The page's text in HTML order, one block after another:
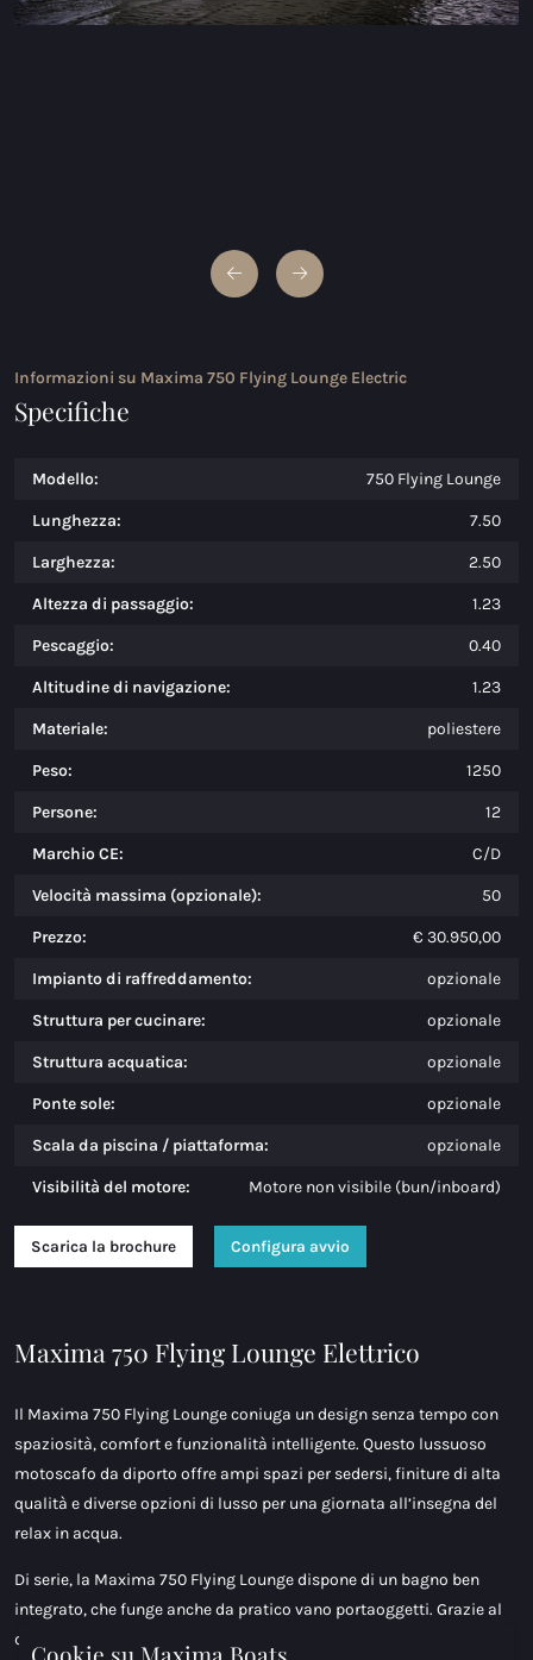
Informazioni su Maxima 750 Flying Lounge Electric
Specifiche
Modello: 750 Flying Lounge
Lunghezza: 7.50
Larghezza: 2.50
Altezza di passaggio: 1.23
Pescaggio: 0.40
Altitudine di navigazione: 1.23
Materiale: poliestere
Peso: 1250
Persone: 12
Marchio CE: C/D
Velocità massima (opzionale): 50
Prezzo: € 30.950,00
Impianto di raffreddamento: opzionale
Struttura per cucinare: opzionale
Struttura acquatica: opzionale
Ponte sole: opzionale
Scala da piscina / piattaforma: opzionale
Visibilità del motore: Motore non visibile (bun/inboard)
Scarica la brochure Configura avvio
Maxima 750 Flying Lounge Elettrico
Il Maxima 750 Flying Lounge coniuga un design senza tempo con
spaziosità, comfort e funzionalità intelligente. Questo lussuoso
motoscafo da diporto offre ampi spazi per sedersi, finiture di alta
qualità e diverse opzioni di lusso per una giornata all’insegna del
relax in acqua.
Di serie, la Maxima 750 Flying Lounge dispone di un bagno ben
integrato, che funge anche da pratico vano portaoggetti. Grazie al
design autosvuotante, il pozzetto rimane facilmente pulito e
Cookie su Maxima Boats